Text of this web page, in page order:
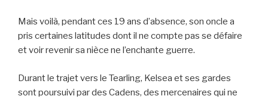
Mais voilà, pendant ces 19 ans d’absence, son oncle a
pris certaines latitudes dont il ne compte pas se défaire
et voir revenir sa nièce ne l’enchante guerre.
Durant le trajet vers le Tearling, Kelsea et ses gardes
sont poursuivi par des Cadens, des mercenaires qui ne